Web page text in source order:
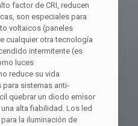
factor de CRI, reducen
son especiales para
voltaicos (paneles
cualquier otra tecnología
intermitente (es
luces
reduce su vida
sistemas anti-
quebrar un diodo emisor
alta fiabilidad. Los led
la iluminación de